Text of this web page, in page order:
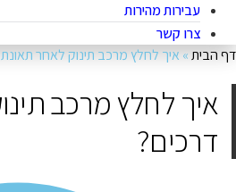
עבירות מהירות
צרו קשר
הבית»איך לחלץ מרכב תינוק לאחר תאונת
איך לחלץ מרכב
דרכים?